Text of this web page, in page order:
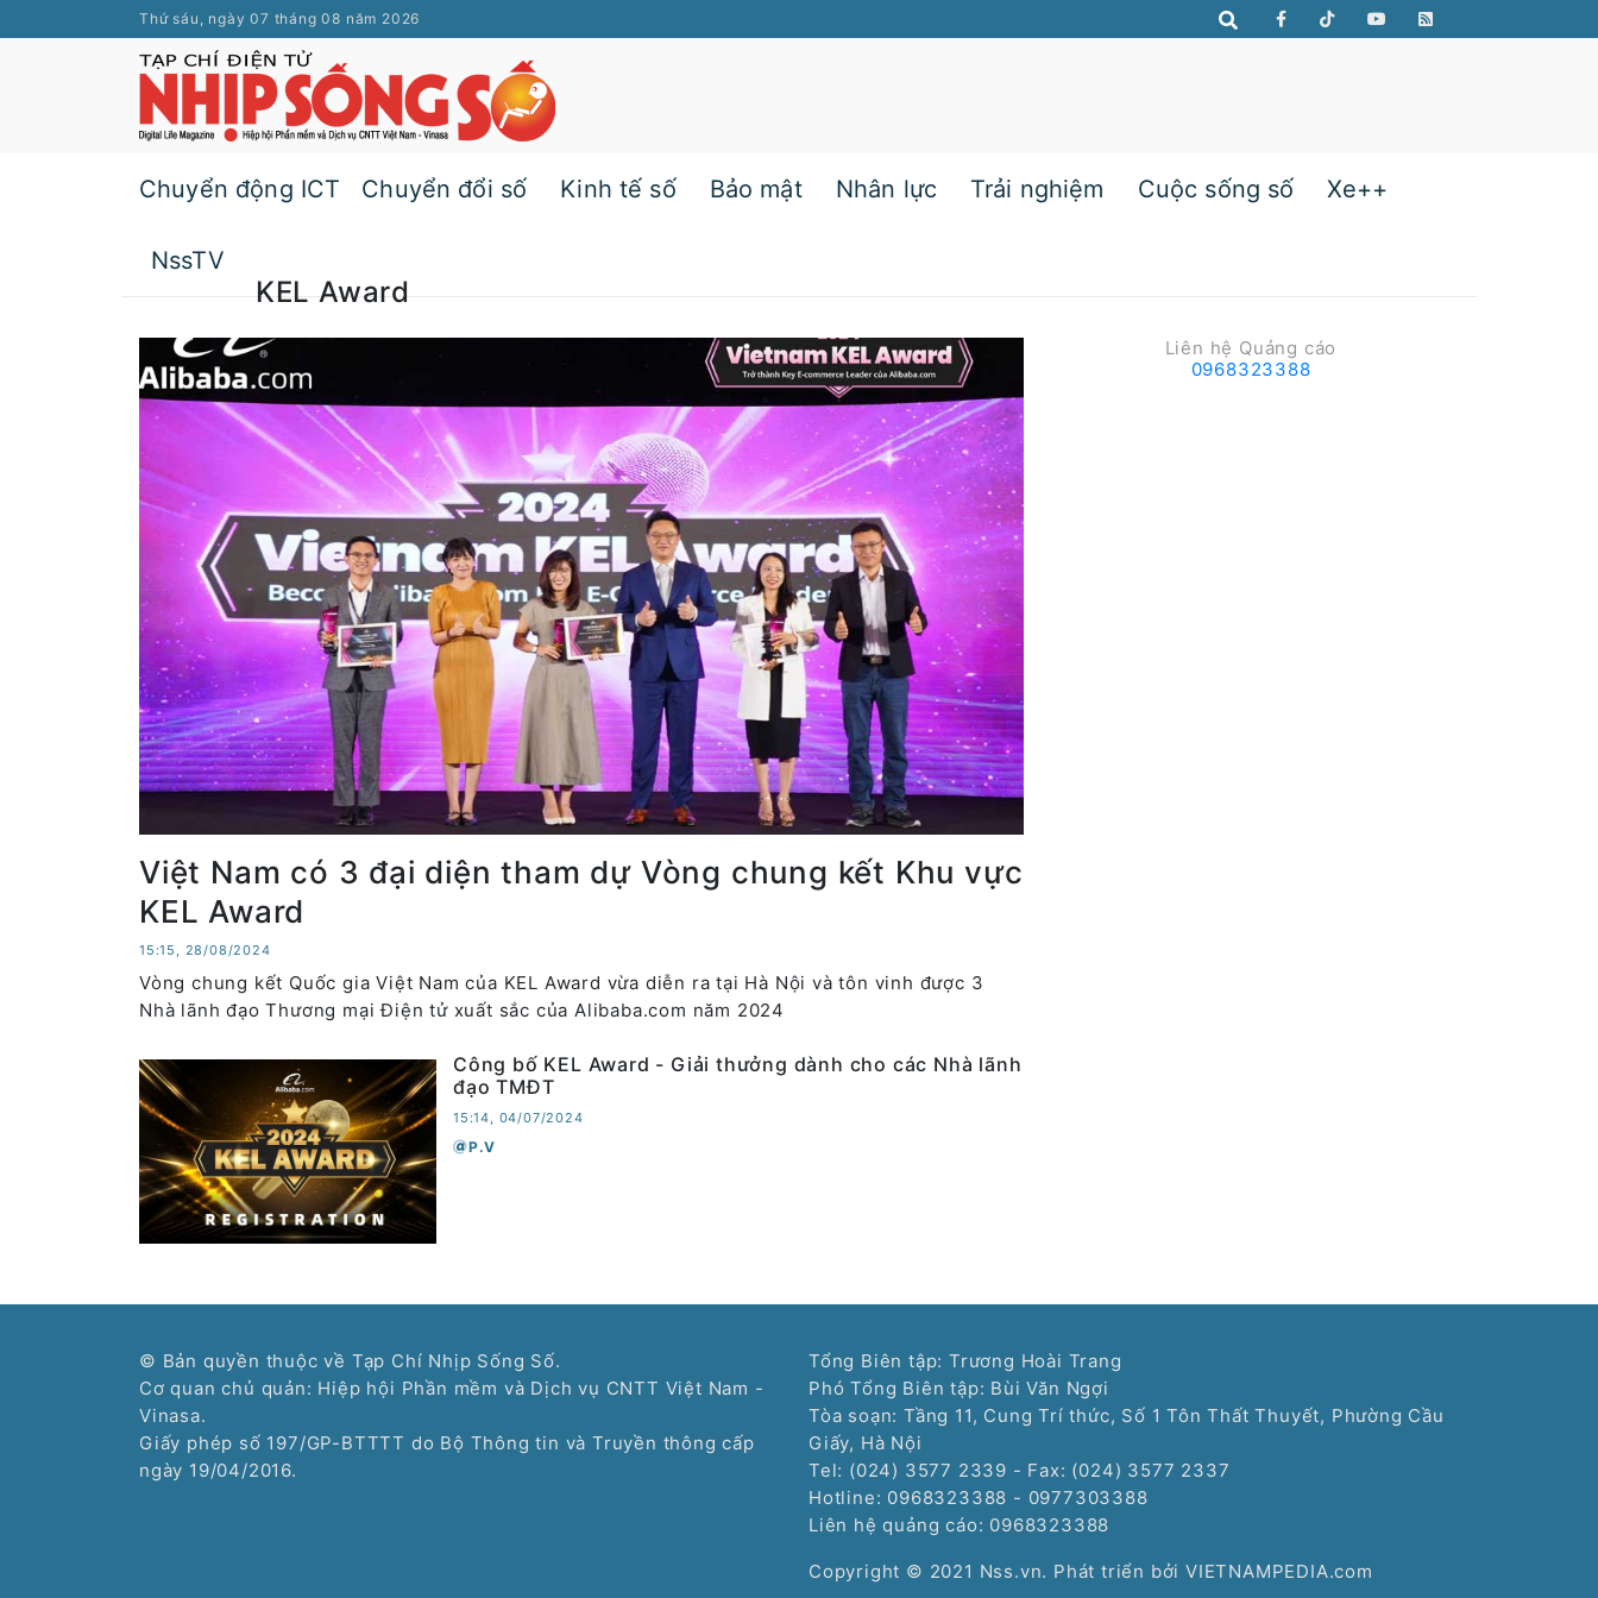
Thứ sáu, ngày 07 tháng 08 năm 2026
Chuyển động ICT Chuyển đổi số Kinh tế số Bảo mật Nhân lực Trải nghiệm Cuộc sống số Xe++
NssTV
KEL Award
Việt Nam có 3 đại diện tham dự Vòng chung kết Khu vực
KEL Award
15:15, 28/08/2024
Vòng chung kết Quốc gia Việt Nam của KEL Award vừa diễn ra tại Hà Nội và tôn vinh được 3
Nhà lãnh đạo Thương mại Điện tử xuất sắc của Alibaba.com năm 2024
Công bố KEL Award - Giải thưởng dành cho các Nhà lãnh
đạo TMĐT
15:14, 04/07/2024
P.V
Liên hệ Quảng cáo
0968323388
© Bản quyền thuộc về Tạp Chí Nhịp Sống Số.
Cơ quan chủ quản: Hiệp hội Phần mềm và Dịch vụ CNTT Việt Nam -
Vinasa.
Giấy phép số 197/GP-BTTTT do Bộ Thông tin và Truyền thông cấp
ngày 19/04/2016.
Tổng Biên tập: Trương Hoài Trang
Phó Tổng Biên tập: Bùi Văn Ngợi
Tòa soạn: Tầng 11, Cung Trí thức, Số 1 Tôn Thất Thuyết, Phường Cầu
Giấy, Hà Nội
Tel: (024) 3577 2339 - Fax: (024) 3577 2337
Hotline: 0968323388 - 0977303388
Liên hệ quảng cáo: 0968323388
Copyright © 2021 Nss.vn. Phát triển bởi VIETNAMPEDIA.com